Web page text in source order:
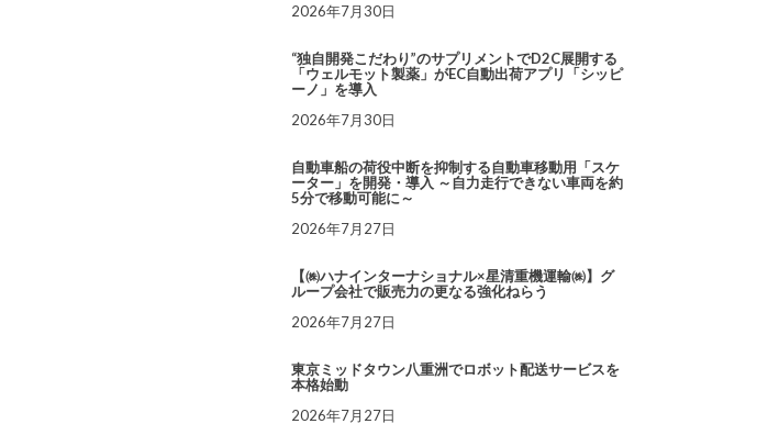
2026年7月30日
“独自開発こだわり”のサプリメントでD2C展開する
「ウェルモット製薬」がEC自動出荷アプリ「シッピ
ーノ」を導入
2026年7月30日
自動車船の荷役中断を抑制する自動車移動用「スケ
ーター」を開発・導入 ～自力走行できない車両を約
5分で移動可能に～
2026年7月27日
【㈱ハナインターナショナル×星清重機運輸㈱】グ
ループ会社で販売力の更なる強化ねらう
2026年7月27日
東京ミッドタウン八重洲でロボット配送サービスを
本格始動
2026年7月27日